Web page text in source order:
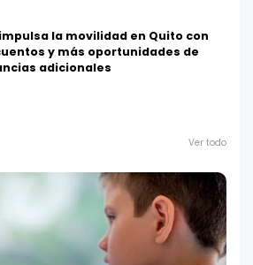
la movilidad en Quito con
y más oportunidades de
adicionales
Ver todo